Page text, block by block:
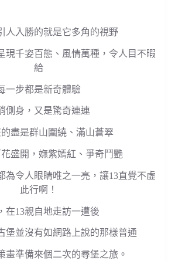
人入勝的就是它多角的視野
現千姿百態、風情萬種，令人目不暇
給
一步都是新奇體驗
側身，又是驚奇連連
盡是群山圍繞、滿山蒼翠
盛開，嫵紫嫣紅、爭奇鬥艷
為令人眼睛唯之一亮，讓13直覺不虛
此行啊！
在13親自地走訪一遭後
堡並沒有如網路上說的那樣普通
畫準備來個二次的尋堡之旅。